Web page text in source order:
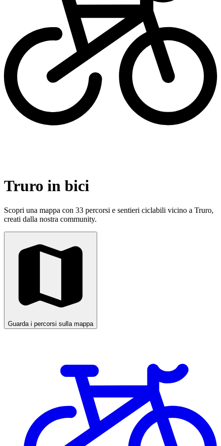
Truro in bici
Scopri una mappa con 33 percorsi e sentieri ciclabili vicino a Truro,
creati dalla nostra community.
Guarda i percorsi sulla mappa